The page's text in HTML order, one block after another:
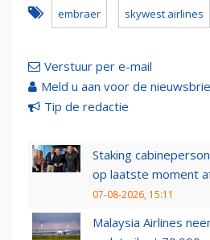
embraer skywest airlines
Verstuur per e-mail
Meld u aan voor de
Tip de redactie
Staking
op laatste moment
07-08-2026, 15:11
Malaysia Airlines